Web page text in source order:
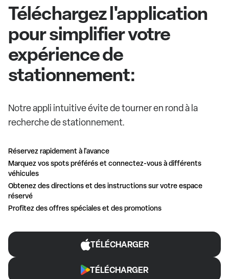
Téléchargez l'application
pour simplifier votre
expérience de
stationnement:
Notre appli intuitive évite de tourner en rond à la
recherche de stationnement.
Réservez rapidement à l'avance
Marquez vos spots préférés et connectez-vous à différents
véhicules
Obtenez des directions et des instructions sur votre espace
réservé
Profitez des offres spéciales et des promotions
TÉLÉCHARGER
TÉLÉCHARGER